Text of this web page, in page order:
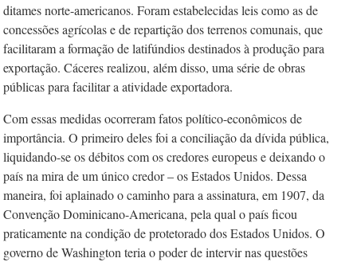
ditames norte-americanos. Foram estabelecidas leis como as de
concessões agrícolas e de repartição dos terrenos comunais, que
facilitaram a formação de latifúndios destinados à produção para
exportação. Cáceres realizou, além disso, uma série de obras
públicas para facilitar a atividade exportadora.
Com essas medidas ocorreram fatos político-econômicos de
importância. O primeiro deles foi a conciliação da dívida pública,
liquidando-se os débitos com os credores europeus e deixando o
país na mira de um único credor – os Estados Unidos. Dessa
maneira, foi aplainado o caminho para a assinatura, em 1907, da
Convenção Dominicano-Americana, pela qual o país ficou
praticamente na condição de protetorado dos Estados Unidos. O
governo de Washington teria o poder de intervir nas questões